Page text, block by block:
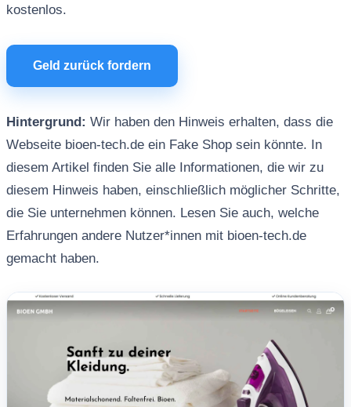
kostenlos.
Geld zurück fordern
Hintergrund: Wir haben den Hinweis erhalten, dass die
Webseite bioen-tech.de ein Fake Shop sein könnte. In
diesem Artikel finden Sie alle Informationen, die wir zu
diesem Hinweis haben, einschließlich möglicher Schritte,
die Sie unternehmen können. Lesen Sie auch, welche
Erfahrungen andere Nutzer*innen mit bioen-tech.de
gemacht haben.